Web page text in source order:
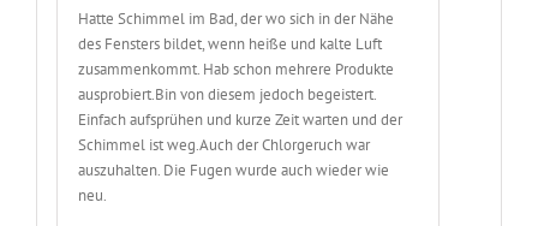
Hatte Schimmel im Bad, der wo sich in der Nähe
des Fensters bildet, wenn heiße und kalte Luft
zusammenkommt. Hab schon mehrere Produkte
ausprobiert.Bin von diesem jedoch begeistert.
Einfach aufsprühen und kurze Zeit warten und der
Schimmel ist weg.Auch der Chlorgeruch war
auszuhalten. Die Fugen wurde auch wieder wie
neu.